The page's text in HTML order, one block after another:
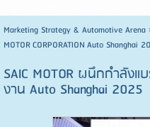
Marketing Strategy & Automotive Arena
MOTOR CORPORATION Auto Shanghai
SAIC MOTOR ผนึกกำลังแ
งาน Auto Shanghai 2025